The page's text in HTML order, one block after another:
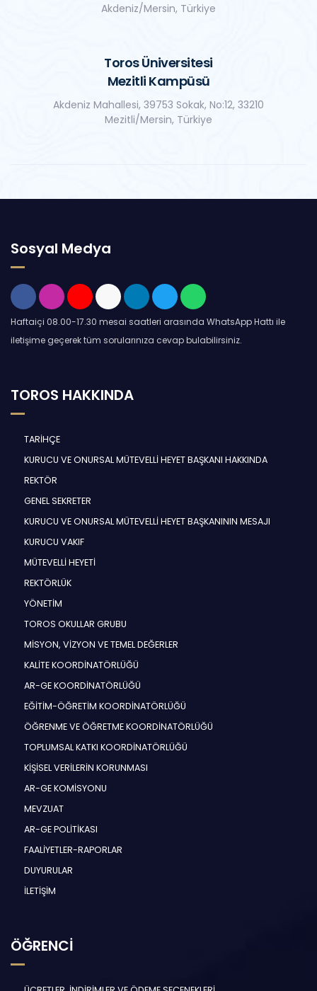
Akdeniz/Mersin, Türkiye
Toros Üniversitesi
Mezitli Kampüsü
Akdeniz Mahallesi, 39753 Sokak, No:12, 33210
Mezitli/Mersin, Türkiye
Sosyal Medya
Haftaiçi 08.00-17.30 mesai saatleri arasında WhatsApp Hattı ile
iletişime geçerek tüm sorularınıza cevap bulabilirsiniz.
TOROS HAKKINDA
TARİHÇE
KURUCU VE ONURSAL MÜTEVELLİ HEYET BAŞKANI HAKKINDA
REKTÖR
GENEL SEKRETER
KURUCU VE ONURSAL MÜTEVELLİ HEYET BAŞKANININ MESAJI
KURUCU VAKIF
MÜTEVELLİ HEYETİ
REKTÖRLÜK
YÖNETİM
TOROS OKULLAR GRUBU
MİSYON, VİZYON VE TEMEL DEĞERLER
KALİTE KOORDİNATÖRLÜĞÜ
AR-GE KOORDİNATÖRLÜĞÜ
EĞİTİM-ÖĞRETİM KOORDİNATÖRLÜĞÜ
ÖĞRENME VE ÖĞRETME KOORDİNATÖRLÜĞÜ
TOPLUMSAL KATKI KOORDİNATÖRLÜĞÜ
KİŞİSEL VERİLERİN KORUNMASI
AR-GE KOMİSYONU
MEVZUAT
AR-GE POLİTİKASI
FAALİYETLER-RAPORLAR
DUYURULAR
İLETİŞİM
ÖĞRENCİ